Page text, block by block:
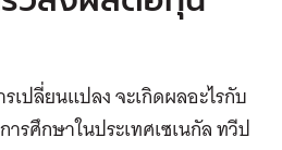
ปลี่ยนแปลง จะเกิดผลอะไรกับ
รศึกษาในประเทศเซเนกัล ทวีป